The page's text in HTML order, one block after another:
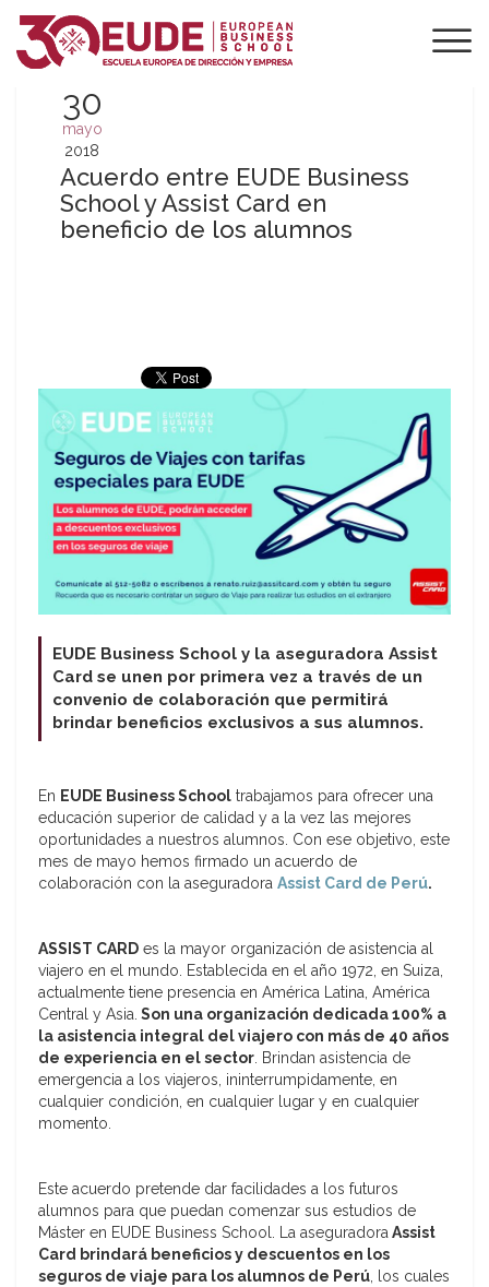
30
mayo
2018
Acuerdo entre EUDE Business
School y Assist Card en
beneficio de los alumnos
EUDE Business School y la aseguradora Assist
Card se unen por primera vez a través de un
convenio de colaboración que permitirá
brindar beneficios exclusivos a sus alumnos.
En EUDE Business School trabajamos para ofrecer una
educación superior de calidad y a la vez las mejores
oportunidades a nuestros alumnos. Con ese objetivo, este
mes de mayo hemos firmado un acuerdo de
colaboración con la aseguradora Assist Card de Perú.
ASSIST CARD es la mayor organización de asistencia al
viajero en el mundo. Establecida en el año 1972, en Suiza,
actualmente tiene presencia en América Latina, América
Central y Asia. Son una organización dedicada 100% a
la asistencia integral del viajero con más de 40 años
de experiencia en el sector. Brindan asistencia de
emergencia a los viajeros, ininterrumpidamente, en
cualquier condición, en cualquier lugar y en cualquier
momento.
Este acuerdo pretende dar facilidades a los futuros
alumnos para que puedan comenzar sus estudios de
Máster en EUDE Business School. La aseguradoraAssist
Card brindará beneficios y descuentos en los
seguros de viaje para los alumnos de Perú, los cuales